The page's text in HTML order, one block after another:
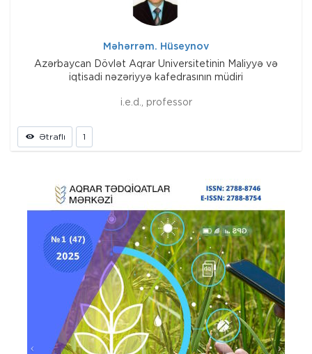
Məhərrəm. Hüseynov
Azərbaycan Dövlət Aqrar Universitetinin Maliyyə və
iqtisadi nəzəriyyə kafedrasının müdiri
i.e.d., professor
Ətraflı 1
Prev